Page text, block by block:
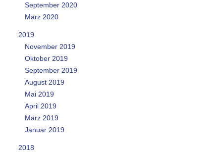
September 2020
März 2020
2019
November 2019
Oktober 2019
September 2019
August 2019
Mai 2019
April 2019
März 2019
Januar 2019
2018